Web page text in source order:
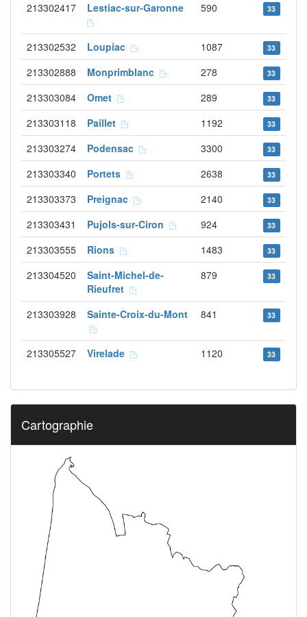
213302417 Lestiac-sur-Garonne 590 33
213302532 Loupiac 1087 33
213302888 Monprimblanc 278 33
213303084 Omet 289 33
213303118 Paillet 1192 33
213303274 Podensac 3300 33
213303340 Portets 2638 33
213303373 Preignac 2140 33
213303431 Pujols-sur-Ciron 924 33
213303555 Rions 1483 33
213304520
Saint-Michel-de-
Rieufret
879 33
213303928 Sainte-Croix-du-Mont 841 33
213305527 Virelade 1120 33
Cartographie